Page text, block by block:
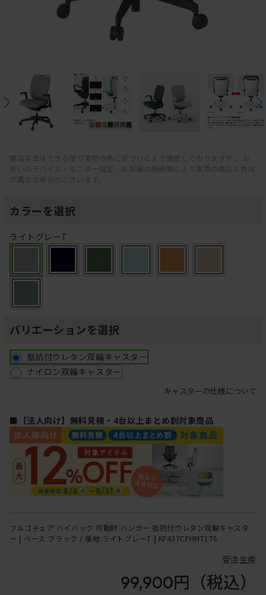
商品写真はできる限り実物の色に近づけるよう徹底しておりますが、 お
使いのデバイス・モニター設定、お部屋の照明等により実際の商品と色味
が異なる場合がございます。
カラーを選択
ライトグレーT
バリエーションを選択
抵抗付ウレタン双輪キャスター
ナイロン双輪キャスター
キャスターの仕様について
■【法人向け】無料見積・4台以上まとめ割対象商品
フルゴチェア ハイバック 可動肘 ハンガー 抵抗付ウレタン双輪キャスタ
ー [ ベース:ブラック / 張地:ライトグレーT ] KF437CFHMT1T6
受注生産
99,900円 （税込）